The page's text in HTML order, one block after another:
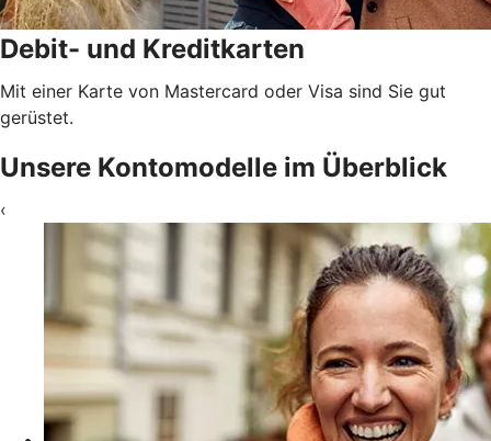
Debit- und Kreditkarten
Mit einer Karte von Mastercard oder Visa sind Sie gut
gerüstet.
Unsere Kontomodelle im Überblick
‹